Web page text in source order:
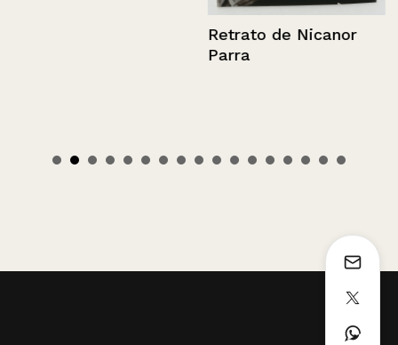
Retrato de Nicanor
Parra